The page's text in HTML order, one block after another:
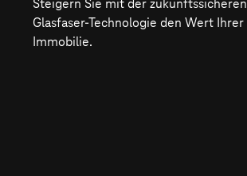
Steigern Sie mit der zukunftssicheren
Glasfaser-Technologie den Wert Ihrer
Immobilie.